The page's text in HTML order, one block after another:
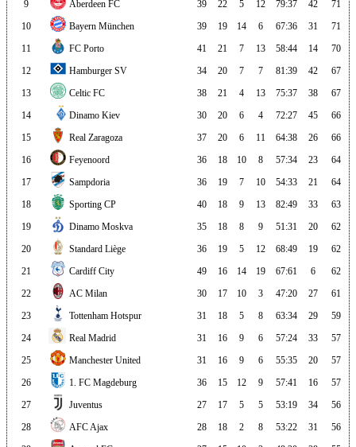
9 Aberdeen FC 39 22 5 12 79:37 42
71
10
Bayern München 39 19 14 6 67:36 31
71
11
FC Porto 41 21 7 13 58:44 14
70
12
Hamburger SV 34 20 7 7 81:39 42
67
13
Celtic FC 38 21 4 13 75:37 38
67
14
Dinamo Kiev 30 20 6 4 72:27 45
66
15
Real Zaragoza 37 20 6 11 64:38 26
66
16
Feyenoord 36 18 10 8 57:34 23
64
17
Sampdoria 36 19 7 10 54:33 21
64
18
Sporting CP 40 18 9 13 82:49 33
63
19
Dinamo Moskva 35 18 8 9 51:31 20
62
20
Standard Liège 36 19 5 12 68:49 19
62
21
Cardiff City 49 16 14 19 67:61 6
62
22
AC Milan 30 17 10 3 47:20 27
61
23
Tottenham Hotspur 31 18 5 8 63:34 29
59
24
Real Madrid 31 16 9 6 57:24 33
57
25
Manchester United 31 16 9 6 55:35 20
57
26
1. FC Magdeburg 36 15 12 9 57:41 16
57
27
Juventus 27 17 5 5 53:19 34
56
28
AFC Ajax 28 18 2 8 53:22 31
56